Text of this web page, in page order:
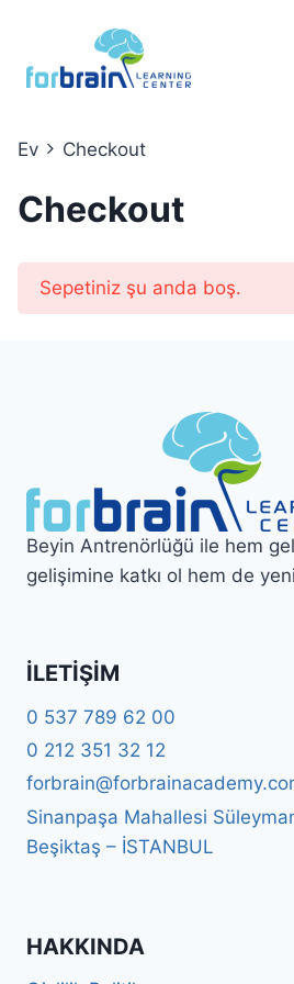
content
Ev Checkout
Checkout
Sepetiniz şu anda boş.
Beyin Antrenörlüğü ile hem
gelişimine katkı ol hem de
İLETIŞIM
0 537 789 62 00
0 212 351 32 12
Sinanpaşa Mahallesi
Beşiktaş – İSTANBUL
HAKKINDA